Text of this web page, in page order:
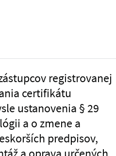
registrovanej
certifikátu
ustanovenia § 29
a o zmene a
predpisov,